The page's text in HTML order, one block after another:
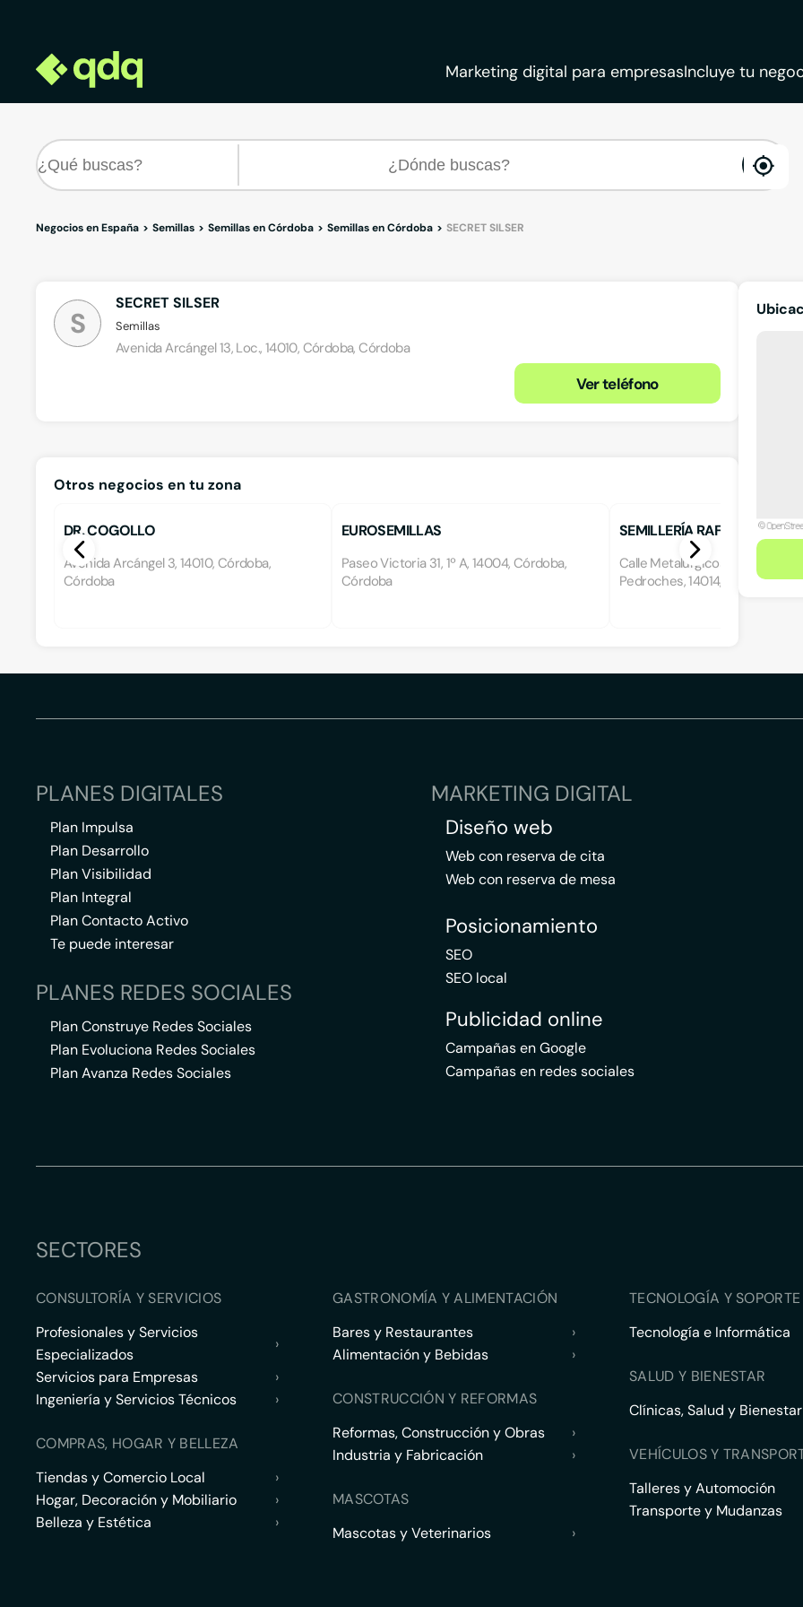
Marketing digital para empresasIncluye tu
Negocios en España Semillas Semillas en Córdoba Semillas en Córdoba SECRET SILSER
S
SECRET SILSER
Semillas
Avenida Arcángel 13, Loc., 14010, Córdoba, Córdoba
Ver teléfono
Otros negocios en tu zona
DR. COGOLLO
Avenida Arcángel 3, 14010, Córdoba,
Córdoba
EUROSEMILLAS
Paseo Victoria 31, 1º A, 14004, Córdoba,
Córdoba
SEMILLERÍA RAFAEL PASTOR
Calle Metalúrgicos s/n, Nave 70
Pedroches, 14014, Córdoba,
PLANES DIGITALES
Plan Impulsa
Plan Desarrollo
Plan Visibilidad
Plan Integral
Plan Contacto Activo
Te puede interesar
PLANES REDES SOCIALES
Plan Construye Redes Sociales
Plan Evoluciona Redes Sociales
Plan Avanza Redes Sociales
MARKETING DIGITAL
Diseño web
Web con reserva de cita
Web con reserva de mesa
Posicionamiento
SEO
SEO local
Publicidad online
Campañas en Google
Campañas en redes sociales
SECTORES
CONSULTORÍA Y SERVICIOS
Profesionales y Servicios
Especializados
›
Servicios para Empresas
›
Ingeniería y Servicios Técnicos
›
COMPRAS, HOGAR Y BELLEZA
Tiendas y Comercio Local
›
Hogar, Decoración y Mobiliario
›
Belleza y Estética
›
GASTRONOMÍA Y ALIMENTACIÓN
Bares y Restaurantes
›
Alimentación y Bebidas
›
CONSTRUCCIÓN Y REFORMAS
Reformas, Construcción y Obras
›
Industria y Fabricación
›
MASCOTAS
Mascotas y Veterinarios
›
TECNOLOGÍA Y
Tecnología e Informática
SALUD Y BIENESTAR
Clínicas, Salud y Bienestar
VEHÍCULOS Y
Talleres y Automoción
Transporte y Mudanzas